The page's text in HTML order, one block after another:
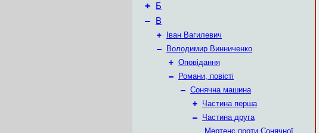
+ Б
– В
+
Іван Вагилевич
–
Володимир Винниченко
+ Оповідання
–
Романи, повісті
– Сонячна машина
+ Частина перша
– Частина друга
Мертенс проти Сонячної